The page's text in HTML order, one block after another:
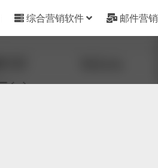
综合营销软件 邮件营销